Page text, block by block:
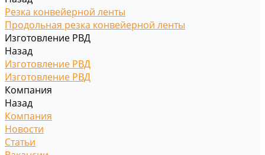
Резка конвейерной ленты
Продольная резка конвейерной ленты
Изготовление РВД
Назад
Изготовление РВД
Изготовление РВД
Компания
Назад
Компания
Новости
Статьи